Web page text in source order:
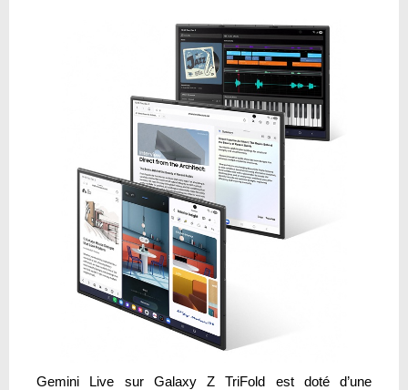
Gemini Live sur Galaxy Z TriFold est doté d’une